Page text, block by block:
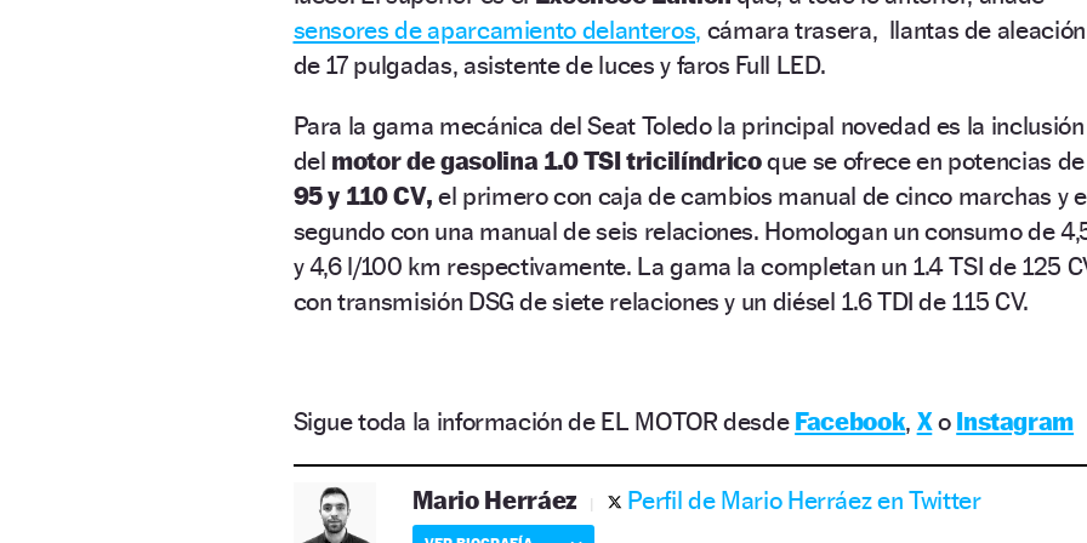
sensores de aparcamiento delanteros, cámara trasera, llantas de aleación
de 17 pulgadas, asistente de luces y faros Full LED.
Para la gama mecánica del Seat Toledo la principal novedad es la inclusión
del motor de gasolina 1.0 TSI tricilíndricoque se ofrece en potencias de
95 y 110 CV, el primero con caja de cambios manual de cinco marchas y
segundo con una manual de seis relaciones. Homologan un consumo de
y 4,6 l/100 km respectivamente. La gama la completan un 1.4 TSI de 125
con transmisión DSG de siete relaciones y un diésel 1.6 TDI de 115 CV.
Sigue toda la información de EL MOTOR desde Facebook, Xo Instagram
Mario Herráez Perfil de Mario Herráez en Twitter